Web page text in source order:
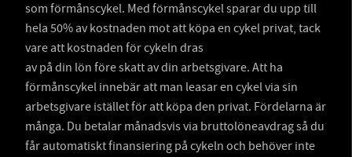
som förmånscykel. Med förmånscykel sparar du upp till
hela 50% av kostnaden mot att köpa en cykel privat, tack
vare att kostnaden för cykeln dras
av på din lön före skatt av din arbetsgivare. Att ha
förmånscykel innebär att man leasar en cykel via sin
arbetsgivare istället för att köpa den privat. Fördelarna är
många. Du betalar månadsvis via bruttolöneavdrag så du
får automatiskt finansiering på cykeln och behöver inte